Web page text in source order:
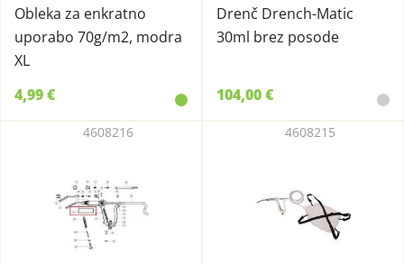
Obleka za enkratno
uporabo 70g/m2, modra
XL
4,99 €
Drenč Drench-Matic
30ml brez posode
104,00 €
4608216 4608215